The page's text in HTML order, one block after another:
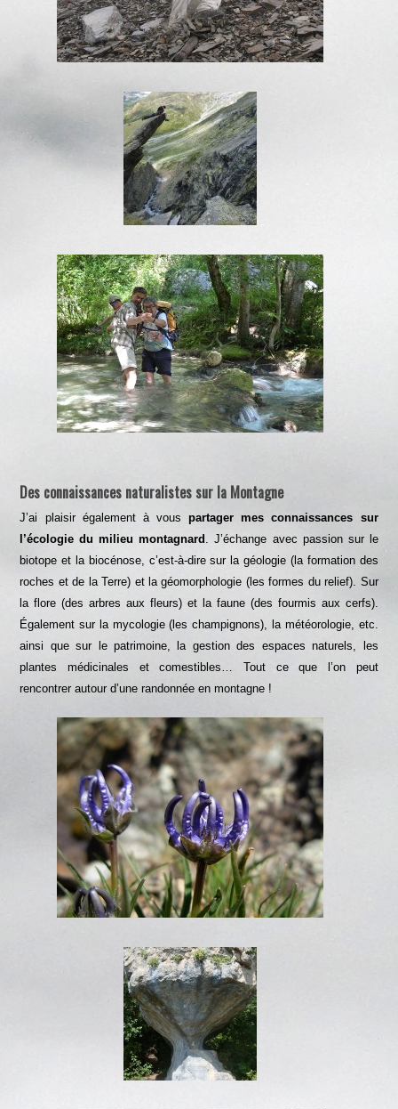
Des connaissances naturalistes sur la Montagne
J’ai plaisir également à vouspartager mes connaissances sur
l’écologie du milieu montagnard . J’échange avec passion sur le
biotope et la biocénose, c’est-à-dire sur la géologie (la formation des
roches et de la Terre) et la géomorphologie (les formes du relief). Sur
la flore (des arbres aux fleurs) et la faune (des fourmis aux cerfs).
Également sur la mycologie (les champignons), la météorologie, etc.
ainsi que sur le patrimoine, la gestion des espaces naturels, les
plantes médicinales et comestibles… Tout ce que l’on peut
rencontrer autour d’une randonnée en montagne !